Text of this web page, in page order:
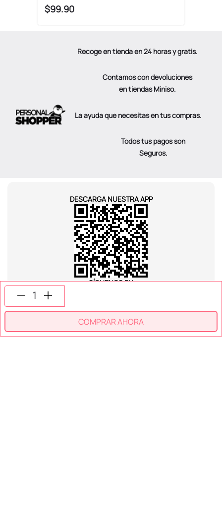
COMPRAR AHORA
$99.90
Recoge en tienda en 24 horas y gratis.
Contamos con devoluciones
en tiendas Miniso.
La ayuda que necesitas en tus compras.
Todos tus pagos son
Seguros.
DESCARGA NUESTRA APP
SÍGUENOS EN